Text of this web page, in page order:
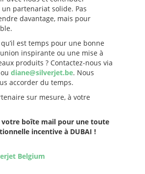
partenariat solide. Pas
davantage, mais pour
est temps pour une bonne
inspirante ou une mise à
produits ? Contactez-nous via
ou diane@silverjet.be. Nous
accorder du temps.
sur mesure, à votre
votre boîte mail pour une toute
incentive à DUBAI !
Belgium